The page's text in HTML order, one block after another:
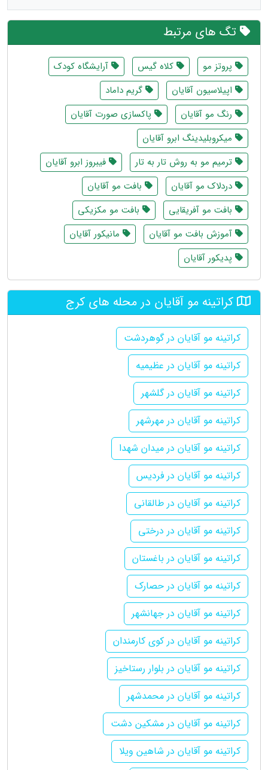
تگ های مرتبط
پروتز مو کلاه گیس
آرایشگاه کودک
اپیلاسیون آقایان
گریم داماد
رنگ مو آقایان
پاکسازی صورت آقایان
میکروبلیدینگ ابرو آقایان
ترمیم مو به روش تار به تار
فیبروز ابرو آقایان
دردلاک مو آقایان
بافت مو آقایان
بافت مو آفریقایی
بافت مو مکزیکی
آموزش بافت مو آقایان
مانیکور آقایان
پدیکور آقایان
کراتینه مو آقایان در محله های کرج
کراتینه مو آقایان در گوهردشت
کراتینه مو آقایان در عظیمیه
کراتینه مو آقایان در گلشهر
کراتینه مو آقایان در مهرشهر
کراتینه مو آقایان در میدان شهدا
کراتینه مو آقایان در فردیس
کراتینه مو آقایان در طالقانی
کراتینه مو آقایان در درختی
کراتینه مو آقایان در باغستان
کراتینه مو آقایان در حصارک
کراتینه مو آقایان در جهانشهر
کراتینه مو آقایان در کوی کارمندان
کراتینه مو آقایان در بلوار رستاخیز
کراتینه مو آقایان در محمدشهر
کراتینه مو آقایان در مشکین دشت
کراتینه مو آقایان در شاهین ویلا